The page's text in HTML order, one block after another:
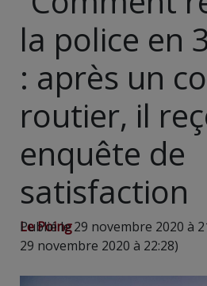
la police en
: après un
routier, il
enquête de
satisfaction
Le Poing
Publié le 29 novembre 2020 à
29 novembre 2020 à 22:28)